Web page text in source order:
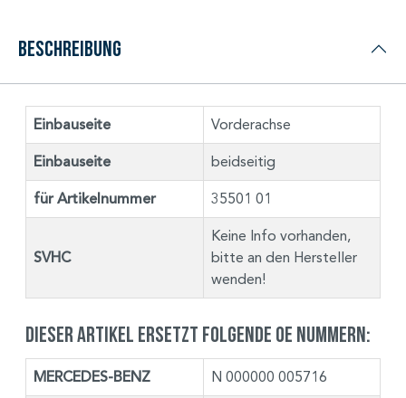
Beschreibung
Einbauseite Vorderachse
Einbauseite beidseitig
für Artikelnummer 35501 01
SVHC
Keine Info vorhanden,
bitte an den Hersteller
wenden!
Dieser Artikel ersetzt folgende OE Nummern:
MERCEDES-BENZ N 000000 005716